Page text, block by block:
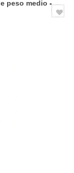
peso medio -